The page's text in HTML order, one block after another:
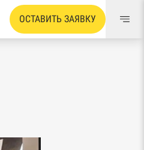
ОСТАВИТЬ ЗАЯВКУ